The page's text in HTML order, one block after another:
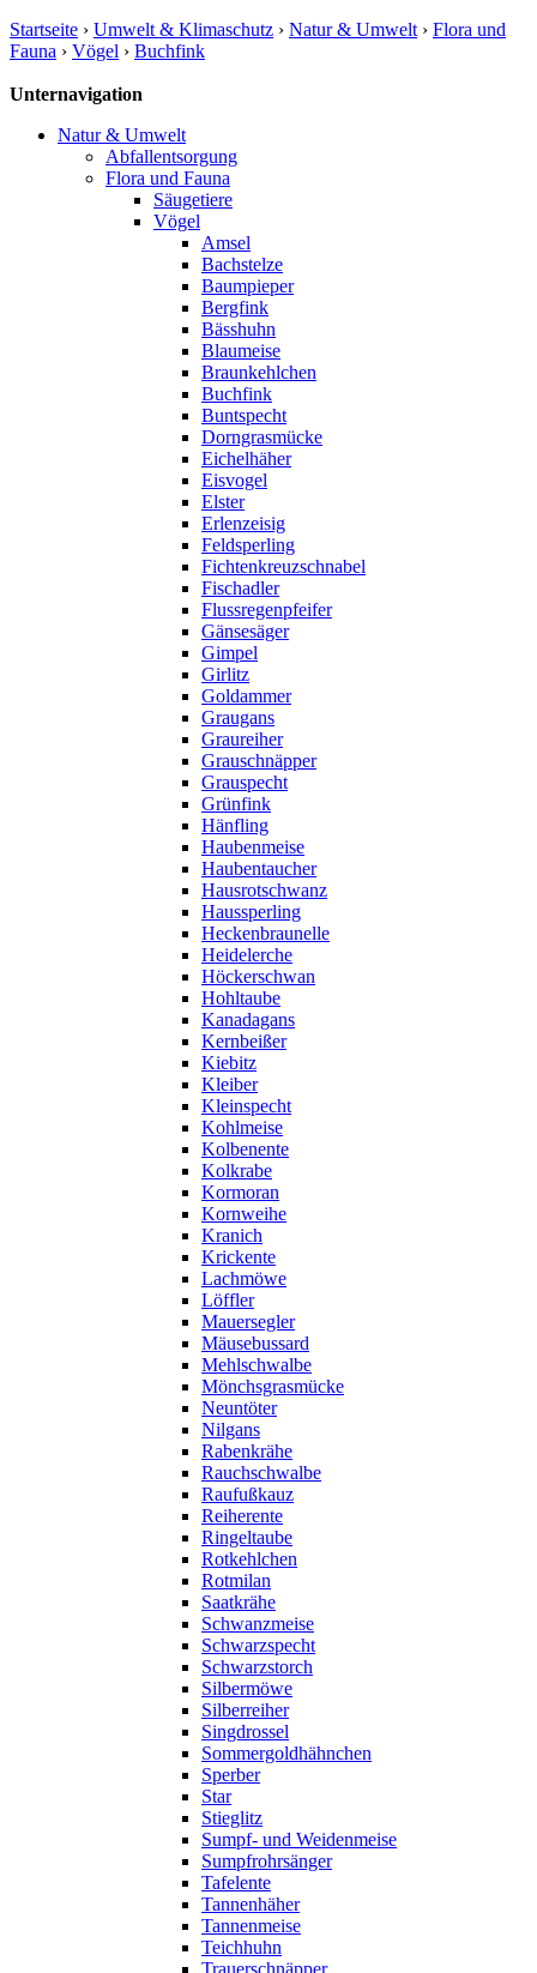
Startseite › Umwelt & Klimaschutz › Natur & Umwelt › Flora und
Fauna › Vögel › Buchfink
Unternavigation
Natur & Umwelt
Abfallentsorgung
Flora und Fauna
Säugetiere
Vögel
Amsel
Bachstelze
Baumpieper
Bergfink
Bässhuhn
Blaumeise
Braunkehlchen
Buchfink
Buntspecht
Dorngrasmücke
Eichelhäher
Eisvogel
Elster
Erlenzeisig
Feldsperling
Fichtenkreuzschnabel
Fischadler
Flussregenpfeifer
Gänsesäger
Gimpel
Girlitz
Goldammer
Graugans
Graureiher
Grauschnäpper
Grauspecht
Grünfink
Hänfling
Haubenmeise
Haubentaucher
Hausrotschwanz
Haussperling
Heckenbraunelle
Heidelerche
Höckerschwan
Hohltaube
Kanadagans
Kernbeißer
Kiebitz
Kleiber
Kleinspecht
Kohlmeise
Kolbenente
Kolkrabe
Kormoran
Kornweihe
Kranich
Krickente
Lachmöwe
Löffler
Mauersegler
Mäusebussard
Mehlschwalbe
Mönchsgrasmücke
Neuntöter
Nilgans
Rabenkrähe
Rauchschwalbe
Raufußkauz
Reiherente
Ringeltaube
Rotkehlchen
Rotmilan
Saatkrähe
Schwanzmeise
Schwarzspecht
Schwarzstorch
Silbermöwe
Silberreiher
Singdrossel
Sommergoldhähnchen
Sperber
Star
Stieglitz
Sumpf- und Weidenmeise
Sumpfrohrsänger
Tafelente
Tannenhäher
Tannenmeise
Teichhuhn
Trauerschnäpper